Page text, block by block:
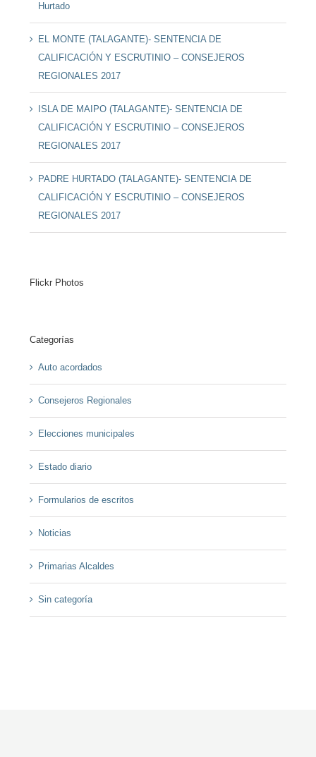
Hurtado
EL MONTE (TALAGANTE)- SENTENCIA DE
CALIFICACIÓN Y ESCRUTINIO – CONSEJEROS
REGIONALES 2017
ISLA DE MAIPO (TALAGANTE)- SENTENCIA DE
CALIFICACIÓN Y ESCRUTINIO – CONSEJEROS
REGIONALES 2017
PADRE HURTADO (TALAGANTE)- SENTENCIA DE
CALIFICACIÓN Y ESCRUTINIO – CONSEJEROS
REGIONALES 2017
Flickr Photos
Categorías
Auto acordados
Consejeros Regionales
Elecciones municipales
Estado diario
Formularios de escritos
Noticias
Primarias Alcaldes
Sin categoría